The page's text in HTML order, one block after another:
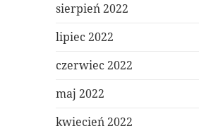
sierpień 2022
lipiec 2022
czerwiec 2022
maj 2022
kwiecień 2022